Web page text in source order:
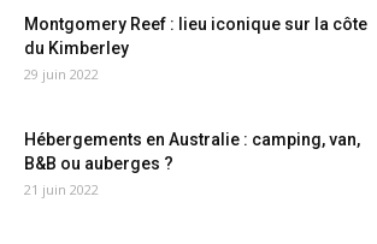
Montgomery Reef : lieu iconique sur la côte
du Kimberley
29 juin 2022
Hébergements en Australie : camping, van,
B&B ou auberges ?
21 juin 2022